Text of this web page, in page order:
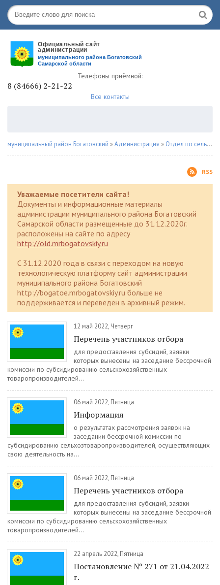
Телефоны приёмной:
8 (84666) 2-21-22
Все контакты
муниципальный район Богатовский »Администрация » Отдел по сельскому хозяйству
RSS
Уважаемые посетители сайта!
Документы и информационные материалы
администрации муниципального района Богатовский
Самарской области размещенные до 31.12.2020г.
расположены на сайте по адресу
http://old.mrbogatovskiy.ru
C 31.12.2020 года в связи с переходом на новую
технологическую платформу сайт администрации
муниципального района Богатовский
http://bogatoe.mrbogatovskiy.ru больше не
поддерживается и переведен в архивный режим.
12 май 2022, Четверг
Перечень участников отбора
для предоставления субсидий, заявки
которых вынесены на заседание бессрочной
комиссии по субсидированию сельскохозяйственных
товаропроизводителей...
06 май 2022, Пятница
Информация
о результатах рассмотрения заявок на
заседании бессрочной комиссии по
субсидированию сельхозтоваропроизводителей, осуществляющих
свою деятельность на...
06 май 2022, Пятница
Перечень участников отбора
для предоставления субсидий, заявки
которых вынесены на заседание бессрочной
комиссии по субсидированию сельскохозяйственных
товаропроизводителей...
22 апрель 2022, Пятница
Постановление № 271 от 21.04.2022
г.